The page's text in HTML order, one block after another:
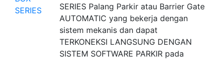
SERIES Palang Parkir atau Barrier Gate
AUTOMATIC yang bekerja dengan
sistem mekanis dan dapat
TERKONEKSI LANGSUNG DENGAN
SISTEM SOFTWARE PARKIR pada